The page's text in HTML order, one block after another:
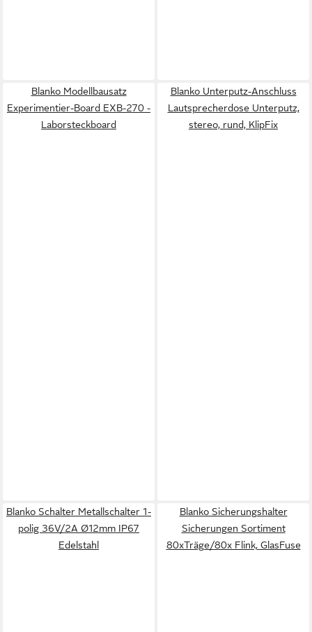
Blanko Modellbausatz
Experimentier-Board EXB-270 -
Laborsteckboard
Blanko Unterputz-Anschluss
Lautsprecherdose Unterputz,
stereo, rund, KlipFix
Blanko Schalter Metallschalter 1-
polig 36V/2A Ø12mm IP67
Edelstahl
Blanko Sicherungshalter
Sicherungen Sortiment
80xTräge/80x Flink, GlasFuse